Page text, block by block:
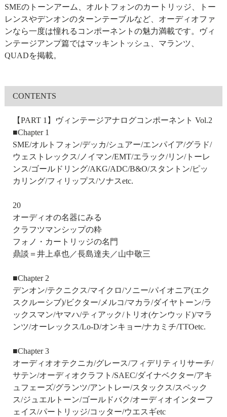
SMEのトーンアーム、オルトフォンのカートリッジ、トー
レンスやデンオンのターンテーブルなど、オーディオファ
ンなら一度は憧れるコンポーネントの魅力満載です。ヴィ
ンテージアンプ篇ではマッキントッシュ、マランツ、
QUADを掲載。
CONTENTS
【PART 1】ヴィンテージアナログコンポーネント Vol.2
■Chapter 1
SME/オルトフォン/デッカ/シュアー/エンパイア/グラド/
ウェストレックス/ノイマン/EMT/エラック/リン/トーレ
ンス/ゴールドリング/AKG/ADC/B&O/スタントン/ピッ
カリング/フィリップス/ソナスetc.
20
オーディオの名器にみる
クラフツマンシップの粋
フォノ・カートリッジの名門
鼎談＝井上卓也／長島達夫／山中敬三
■Chapter 2
デンオン/テクニクス/マイクロ/ソニー/パイオニア(エク
スクルーシブ)/ビクター/メルコ/マカラ/ダイヤトーン/ラ
ックスマン/ヤマハ/ティアック/トリオ(ケンウッド)/マラ
ンツ/オーレックス/Lo-D/オンキョー/ナカミチ/TTOetc.
■Chapter 3
オーディオオテクニカ/グレース/フィデリティリサーチ/
サテン/オーディオクラフト/SAEC/ダイナベクター/アキ
ュフェーズ/グランツ/アントレー/スタックス/スペック
ス/ジュエルトーン/ゴールドバク/オーディオインターフ
ェイス/パートリッジ/コッター/ウエスギetc